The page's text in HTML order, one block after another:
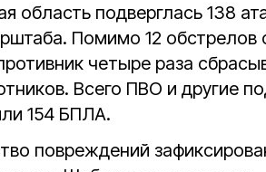
область подверглась 138
Помимо 12 обстрелов
четыре раза
Всего ПВО и другие
154 БПЛА.
повреждений